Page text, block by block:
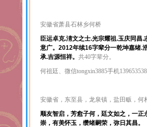
安徽省萧县石林乡何桥
臣运卓克.淸文之士.光宗耀祖.玉庆同昌.
意广。2012年续16字辈分一乾坤嘉绪.
承.吉源恒祥。 共40字辈分。
何祖廷、微信tongxin3885手机
安徽省，东至县，龙泉镇，盐田畈，
顺友智启，芳愈子何，廷文如之，一正
崇，有美怀玉，缵绪嗣荣，弥日其昌